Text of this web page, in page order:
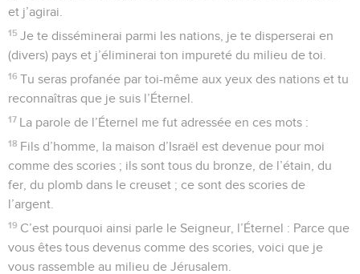
et j’agirai.
15 Je te disséminerai parmi les nations, je te disperserai en
(divers) pays et j’éliminerai ton impureté du milieu de toi.
16 Tu seras profanée par toi-même aux yeux des nations et tu
reconnaîtras que je suis l’Éternel.
17 La parole de l’Éternel me fut adressée en ces mots :
18 Fils d’homme, la maison d’Israël est devenue pour moi
comme des scories ; ils sont tous du bronze, de l’étain, du
fer, du plomb dans le creuset ; ce sont des scories de
l’argent.
19 C’est pourquoi ainsi parle le Seigneur, l’Éternel : Parce que
vous êtes tous devenus comme des scories, voici que je
vous rassemble au milieu de Jérusalem.